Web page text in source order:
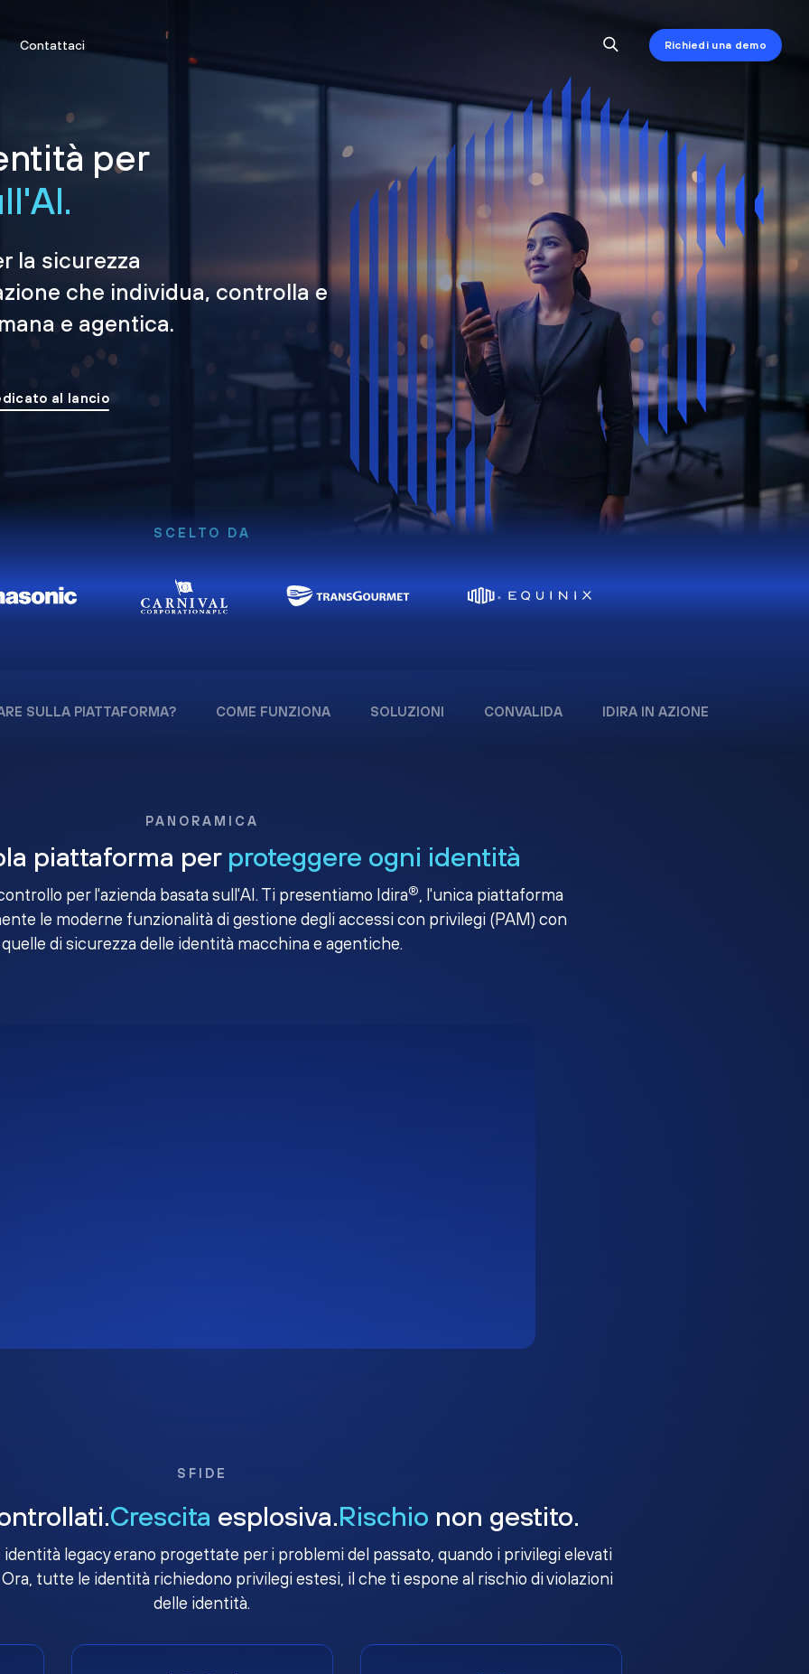
Contattaci Richiedi una demo
per
la sicurezza
che individua, controlla e
e agentica.
al lancio
SCELTO DA
SULLA PIATTAFORMA? COME FUNZIONA SOLUZIONI CONVALIDA IDIRA IN AZIONE
PANORAMICA
piattaforma per proteggere ogni identità
per l'azienda basata sull'AI. Ti presentiamo Idira®, l'unica piattaforma
le moderne funzionalità di gestione degli accessi con privilegi (PAM) con
quelle di sicurezza delle identità macchina e agentiche.
SFIDE
Crescita esplosiva.Rischio non gestito.
legacy erano progettate per i problemi del passato, quando i privilegi elevati
tutte le identità richiedono privilegi estesi, il che ti espone al rischio di violazioni
delle identità.